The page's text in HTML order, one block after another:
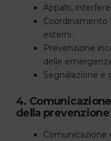
Appalti,
Coordinamento
esterni.
Prevenzione
delle
Segnalazione e
4.
della prevenzione
Comunicazione